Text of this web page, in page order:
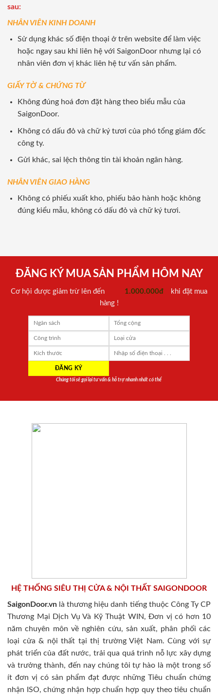
sau:
NHÂN VIÊN KINH DOANH
Sử dụng khác số điện thoại ở trên website để làm việc
hoặc ngay sau khi liên hệ với SaigonDoor nhưng lại có
nhân viên đơn vị khác liên hệ tư vấn sản phẩm.
GIẤY TỜ & CHỨNG TỪ
Không đúng hoá đơn đặt hàng theo biểu mẫu của
SaigonDoor.
Không có dấu đỏ và chữ ký tươi của phó tổng giám đốc
công ty.
Gửi khác, sai lệch thông tin tài khoản ngân hàng.
NHÂN VIÊN GIAO HÀNG
Không có phiếu xuất kho, phiếu bảo hành hoặc không
đúng kiểu mẫu, không có dấu đỏ và chữ ký tươi.
ĐĂNG KÝ MUA SẢN PHẨM HÔM NAY
Cơ hội được giảm trừ lên đến 1.000.000đ
khi đặt mua
hàng !
Chúng tôi sẽ gọi lại tư vấn & hỗ trợ nhanh nhất có thể
HỆ THỐNG SIÊU THỊ CỬA & NỘI THẤT SAIGONDOOR
SaigonDoor.vn là thương hiệu danh tiếng thuộc Công Ty CP
Thương Mại Dịch Vụ Và Kỹ Thuật WIN, Đơn vị có hơn 10
năm chuyên môn về nghiên cứu, sản xuất, phân phối các
loại cửa & nội thất tại thị trường Việt Nam. Cùng với sự
phát triển của đất nước, trải qua quá trình nỗ lực xây dựng
và trưởng thành, đến nay chúng tôi tự hào là một trong số
ít đơn vị có sản phẩm đạt được những Tiêu chuẩn chứng
nhận ISO, chứng nhận hợp chuẩn hợp quy theo tiêu chuẩn